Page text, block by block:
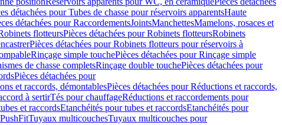
détachées pour Tubes de chasse pour réservoirs apparentsHaute
détachées pour RaccordementsJointsManchettesMamelons, rosaces et
flotteursPièces détachées pour Robinets flotteursRobinets
Pièces détachées pour Robinets flotteurs pour réservoirs à
Rinçage simple touchePièces détachées pour Rinçage simple
de chasse completsRinçage double touchePièces détachées pour
Pièces détachées pour
et raccords, démontablesPièces détachées pour Réductions et raccords,
à sertirTés pour chauffageRéductions et raccordements pour
et raccordsEtanchéités pour tubes et raccordsEtanchéités pour
Tuyaux multicouchesTuyaux multicouches pour